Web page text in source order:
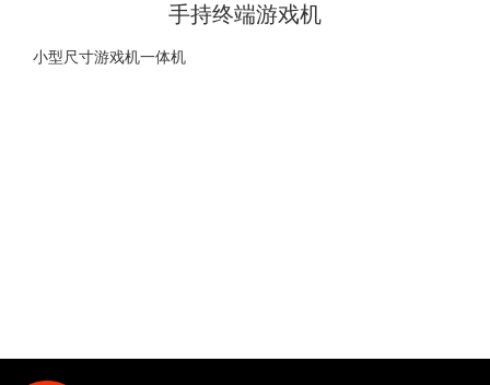
手持终端游戏机
小型尺寸游戏机一体机